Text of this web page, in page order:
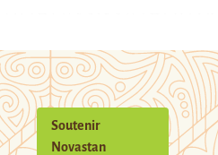
Soutenir
Novastan